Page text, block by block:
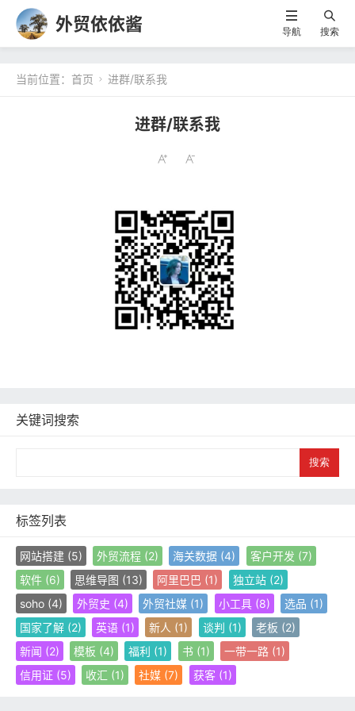
外贸依依酱 导航 搜索
当前位置： 首页  进群/联系我
进群/联系我
关键词搜索
标签列表
网站搭建(5) 外贸流程 (2) 海关数据 (4) 客户开发 (7)
软件(6) 思维导图 (13) 阿里巴巴 (1) 独立站(2)
soho(4) 外贸史 (4) 外贸社媒 (1) 小工具(8) 选品 (1)
国家了解(2) 英语 (1) 新人 (1) 谈判 (1) 老板 (2)
新闻 (2) 模板 (4) 福利 (1) 书(1) 一带一路(1)
信用证(5) 收汇 (1) 社媒 (7) 获客(1)